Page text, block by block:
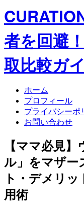
者を回避
取比較ガ
ホーム
プロフィール
プライバシーポ
お問い合わせ
【ママ必見
ル」をマザー
ト・デメリ
用術